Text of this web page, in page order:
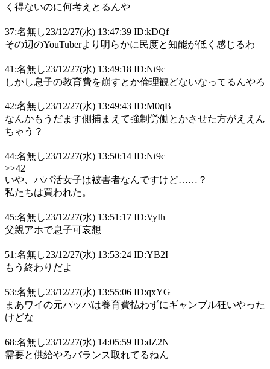
く得ないのに何考えとるんや
37:名無し23/12/27(水) 13:47:39 ID:kDQf
その辺のYouTuberより明らかに民度と知能が低く感じるわ
41:名無し23/12/27(水) 13:49:18 ID:Nt9c
しかし息子の教育費を崩すとか倫理観どないなってるんやろ
42:名無し23/12/27(水) 13:49:43 ID:M0qB
なんかもうだます側捕まえて強制労働とかさせた方がええん
ちゃう？
44:名無し23/12/27(水) 13:50:14 ID:Nt9c
>>42
いや、パパ活女子は被害者なんですけど……？
私たちは買われた。
45:名無し23/12/27(水) 13:51:17 ID:VyIh
父親アホで息子可哀想
51:名無し23/12/27(水) 13:53:24 ID:YB2I
もう終わりだよ
53:名無し23/12/27(水) 13:55:06 ID:qxYG
まあワイの元パッパは養育費払わずにギャンブル狂いやった
けどな
68:名無し23/12/27(水) 14:05:59 ID:dZ2N
需要と供給やろバランス取れてるねん